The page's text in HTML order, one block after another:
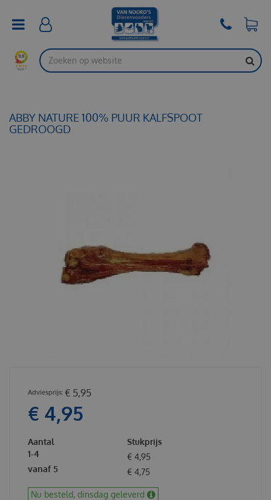
ABBY NATURE 100% PUUR KALFSPOOT
GEDROOGD
€ 5,95
€ 4,95
Aantal
Stukprijs
1-4
€ 4,95
vanaf 5
€ 4,75
Nu besteld, dinsdag geleverd